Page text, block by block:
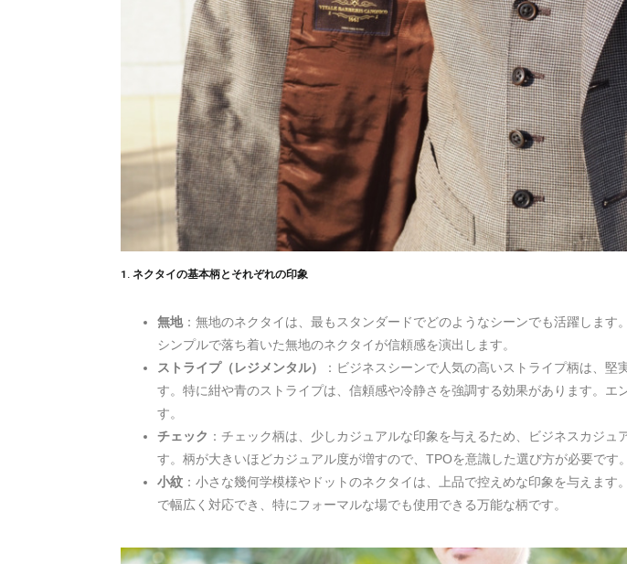
1. ネクタイの基本柄とそれぞれの印象
無地：無地のネクタイは、最もスタンダードでどのようなシーンでも活躍します
シンプルで落ち着いた無地のネクタイが信頼感を演出します。
ストライプ（レジメンタル）
：ビジネスシーンで人気の高いストライプ柄は、堅
す。特に紺や青のストライプは、信頼感や冷静さを強調する効果があります。エ
す。
チェック ：チェック柄は、少しカジュアルな印象を与えるため、ビジネスカジュ
す。柄が大きいほどカジュアル度が増すので、TPOを意識した選び方が必要です。
小紋 ：小さな幾何学模様やドットのネクタイは、上品で控えめな印象を与えます
で幅広く対応でき、特にフォーマルな場でも使用できる万能な柄です。